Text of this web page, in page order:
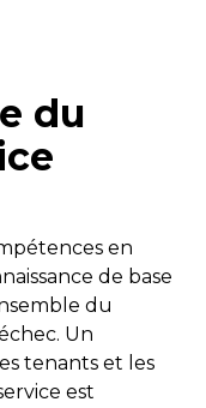
du
en
de base
du
Un
tenants et les
est